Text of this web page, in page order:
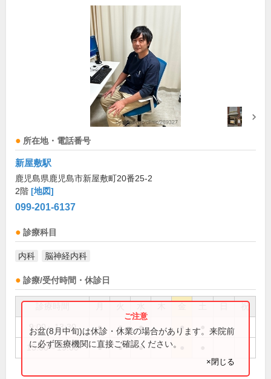
所在地・電話番号
新屋敷駅
鹿児島県鹿児島市新屋敷町20番25-2
2階 [地図]
099-201-6137
診療科目
内科 脳神経内科
診療/受付時間・休診日
祝
9:00～13:30 ● ● ● ●
15:00～19:00 ● ● ●
お盆(8月中旬)は休診・休業の場合があります。来院前
に必ず医療機関に直接ご確認ください。
×閉じる